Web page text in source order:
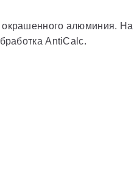
алюминия. На
AntiCalc.